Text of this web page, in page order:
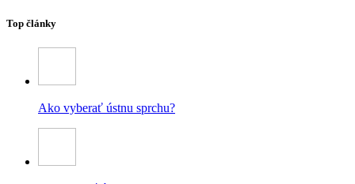
Top články
Ako vyberať ústnu sprchu?